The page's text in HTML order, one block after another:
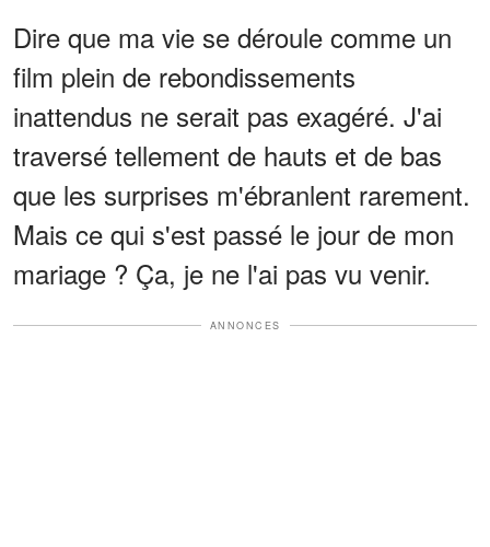
Dire que ma vie se déroule comme un
film plein de rebondissements
inattendus ne serait pas exagéré. J'ai
traversé tellement de hauts et de bas
que les surprises m'ébranlent rarement.
Mais ce qui s'est passé le jour de mon
mariage ? Ça, je ne l'ai pas vu venir.
ANNONCES